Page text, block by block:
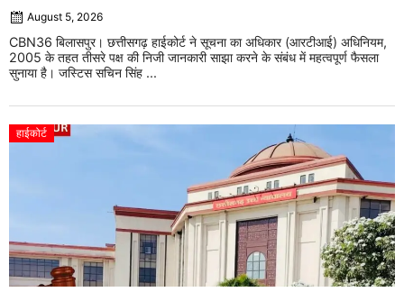
August 5, 2026
CBN36 बिलासपुर। छत्तीसगढ़ हाईकोर्ट ने सूचना का अधिकार (आरटीआई) अधिनियम,
2005 के तहत तीसरे पक्ष की निजी जानकारी साझा करने के संबंध में महत्वपूर्ण फैसला
सुनाया है। जस्टिस सचिन सिंह ...
हाईकोर्ट